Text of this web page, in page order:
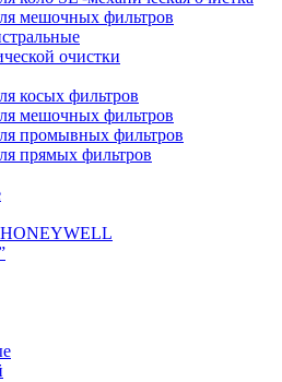
мешочных фильтров
очистки
косых фильтров
мешочных фильтров
промывных фильтров
прямых фильтров
HONEYWELL